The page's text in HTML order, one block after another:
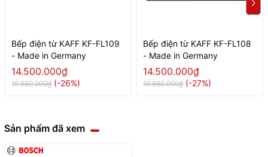
Bếp điện từ KAFF KF-FL109
- Made in Germany
14.500.000₫
19.680.000₫ (-26%)
Bếp điện từ KAFF KF-FL108
- Made in Germany
14.500.000₫
19.880.000₫ (-27%)
Sản phẩm đã xem